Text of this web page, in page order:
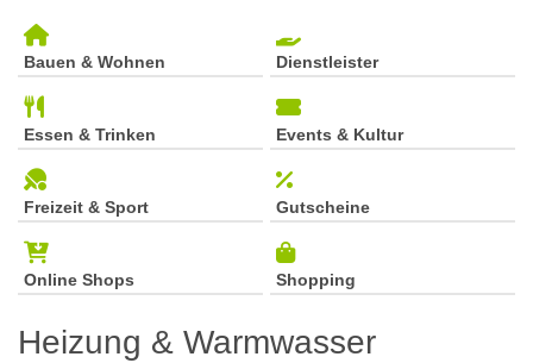
Bauen & Wohnen Dienstleister
Essen & Trinken Events & Kultur
Freizeit & Sport Gutscheine
Online Shops Shopping
Heizung & Warmwasser